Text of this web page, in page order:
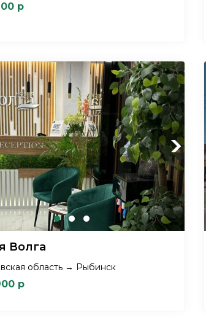
р
Next
Волга
область → Рыбинск
р